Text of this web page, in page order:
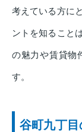
考えている方に
ントを知ること
の魅力や賃貸物
す。
谷町九丁